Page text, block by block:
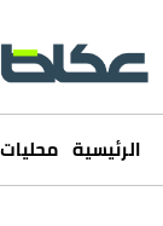
الرئيسية محليات